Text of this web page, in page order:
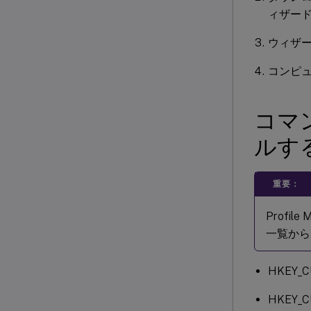
ィザー
ウィザ
コンピ
コマ
ルす
重要：
Profile
一覧か